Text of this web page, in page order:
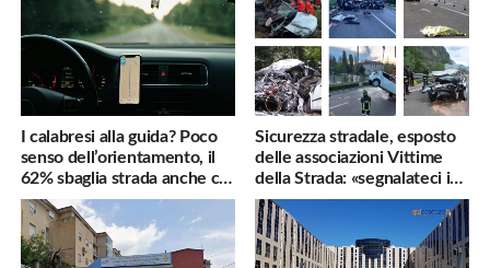
I calabresi alla guida? Poco
senso dell’orientamento, il
62% sbaglia strada anche col
navigatore
Sicurezza stradale, esposto
delle associazioni Vittime
della Strada: «segnalateci i
pericoli, interverremo
subito»